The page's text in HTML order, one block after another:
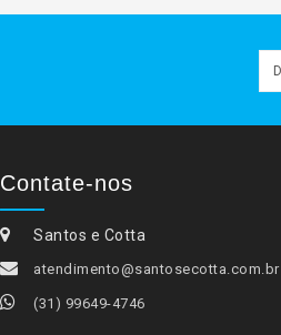
Contate-nos
Santos e Cotta
atendimento@santosecotta.com.br
(31) 99649-4746